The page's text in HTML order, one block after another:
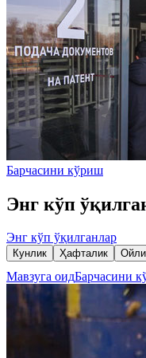
Барчасини кўриш
Энг кўп
Энг кўп ўқилганлар
Кунлик Ҳафталик
Мавзуга оидБарчасини